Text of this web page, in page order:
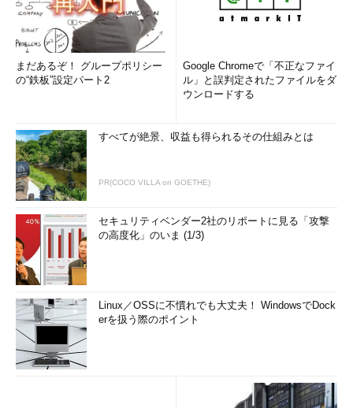
まだあるぞ！ グループポリシー
の“鉄板”設定パート2
Google Chromeで「不正なファイ
ル」と誤判定されたファイルをダ
ウンロードする
すべてが絶景、収益も得られるその仕組みとは
PR(COCO VILLA on GOETHE)
セキュリティベンダー2社のリポートに見る「攻撃
の高度化」のいま (1/3)
Linux／OSSに不慣れでも大丈夫！ WindowsでDock
erを扱う際のポイント